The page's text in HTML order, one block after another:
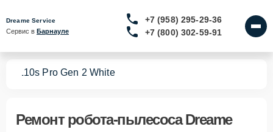
Dreame Service
Сервис в Барнауле
+7 (958) 295-29-36
+7 (800) 302-59-91
L10s Pro Gen 2 White
Ремонт робота-пылесоса Dreame